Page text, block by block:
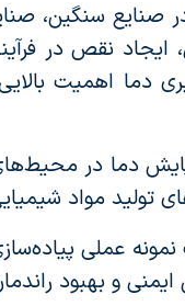
صنایع سنگین،
نقص در
دما اهمیت
پایش دما در
تولید مواد
عملی
و بهبود